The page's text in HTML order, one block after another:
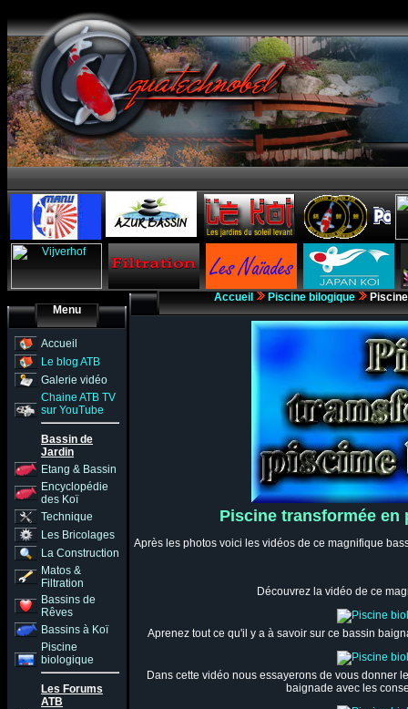
Menu
Accueil
Le blog ATB
Galerie vidéo
Chaine ATB TV
sur YouTube
Bassin de
Jardin
Etang & Bassin
Encyclopédie
des Koï
Technique
Les Bricolages
La Construction
Matos &
Filtration
Bassins de
Rêves
Bassins à Koï
Piscine
biologique
Les Forums
ATB
Accueil Piscine bilogique
Piscine transformée
Après les photos voici les vidéos de ce magnifique
Découvrez la vidéo de ce
Aprenez tout ce qu'il y a à savoir sur ce bassin
Dans cette vidéo nous essayerons de vous donner
baignade avec les